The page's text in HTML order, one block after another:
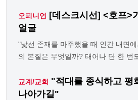
오피니언 [데스크시선] <호프>
얼굴
"낯선 존재를 마주했을 때 인간 내면
의 본질은 무엇일까? 태어나 단 한 번
교계/교회 "적대를 종식하고 평
나아가길"